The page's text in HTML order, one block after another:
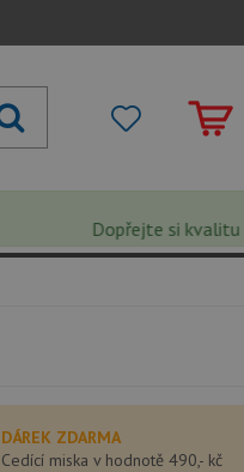
Dopřejte si kvalitu
DÁREK ZDARMA
Cedící miska v hodnotě 490,- kč